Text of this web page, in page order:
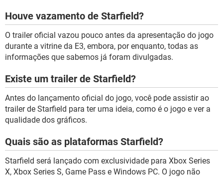
Houve vazamento de Starfield?
O trailer oficial vazou pouco antes da apresentação do jogo
durante a vitrine da E3, embora, por enquanto, todas as
informações que sabemos já foram divulgadas.
Existe um trailer de Starfield?
Antes do lançamento oficial do jogo, você pode assistir ao
trailer de Starfield para ter uma ideia, como é o jogo e ver a
qualidade dos gráficos.
Quais são as plataformas Starfield?
Starfield será lançado com exclusividade para Xbox Series
X, Xbox Series S, Game Pass e Windows PC. O jogo não